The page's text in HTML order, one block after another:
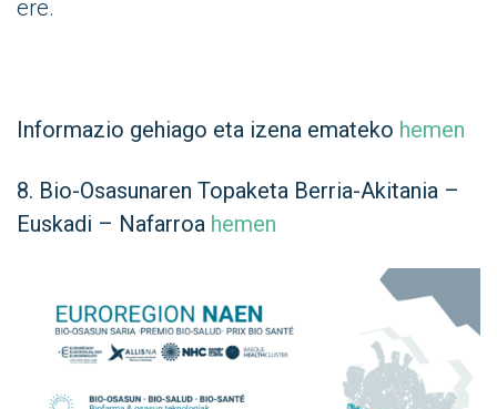
ere.
Informazio gehiago eta izena emateko hemen
8. Bio-Osasunaren Topaketa Berria-Akitania –
Euskadi – Nafarroa hemen